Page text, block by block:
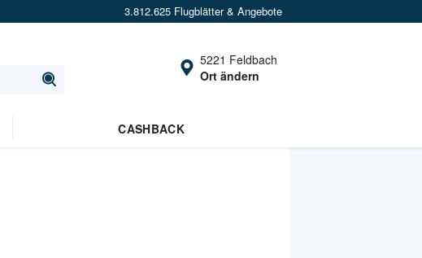
3.812.625 Flugblätter & Angebote
5221 Feldbach
Ort ändern
CASHBACK